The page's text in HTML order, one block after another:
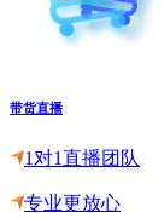
带货直播
1对1直播团队
专业更放心